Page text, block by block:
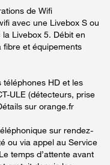
de Wifi
avec une Livebox S ou
Livebox 5. Débit en
fibre et équipements
HD et les
ULE (détecteurs, prise
sur orange.fr
sur rendez-
ou via appel au Service
temps d’attente avant